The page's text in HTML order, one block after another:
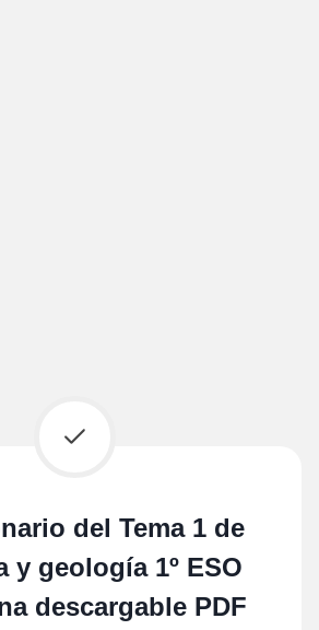
del Tema 1 de
y geología 1º ESO
descargable PDF